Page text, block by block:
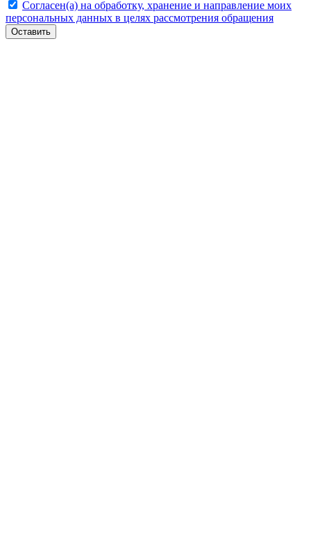
Согласен(а) на обработку, хранение и направление моих
персональных данных в целях рассмотрения обращения
Оставить